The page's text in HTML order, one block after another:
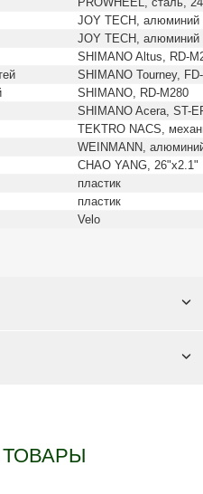
JOY TECH, алюминий
JOY TECH, алюминий
SHIMANO Altus, RD-
SHIMANO Tourney,
SHIMANO, RD-M280
SHIMANO Acera, ST-
TEKTRO NACS,
WEINMANN,
CHAO YANG, 26"x2.1"
пластик
пластик
Velo